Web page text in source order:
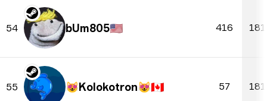
54 bUm805🇺🇸 416
55 😻Kolokotron😻🇨🇦 57